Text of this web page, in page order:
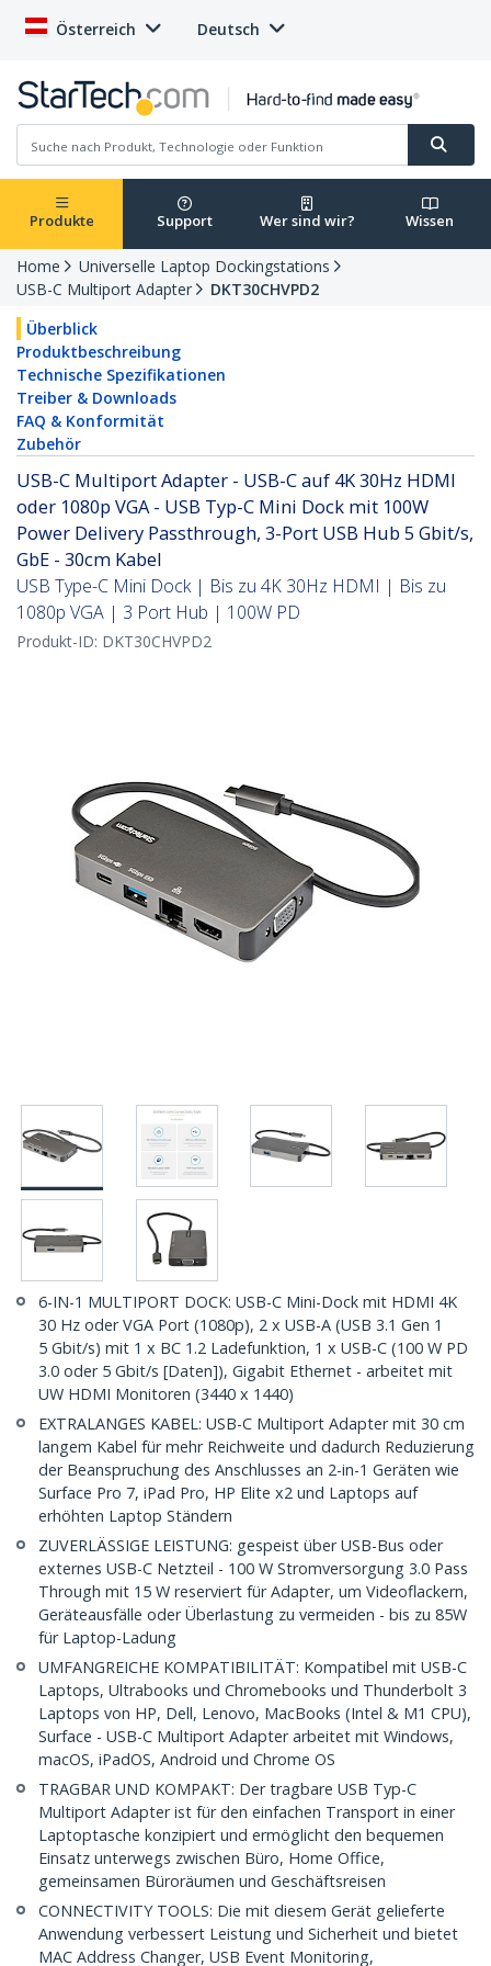
Österreich Deutsch
Produkte Support Wer sind wir? Wissen
Home
Universelle Laptop Dockingstations
USB-C Multiport Adapter
DKT30CHVPD2
Überblick
Produktbeschreibung
Technische Spezifikationen
Treiber & Downloads
FAQ & Konformität
Zubehör
USB-C Multiport Adapter - USB-C auf 4K 30Hz HDMI
oder 1080p VGA - USB Typ-C Mini Dock mit 100W
Power Delivery Passthrough, 3-Port USB Hub 5 Gbit/s,
GbE - 30cm Kabel
USB Type-C Mini Dock | Bis zu 4K 30Hz HDMI | Bis zu
1080p VGA | 3 Port Hub | 100W PD
Produkt-ID: DKT30CHVPD2
6-IN-1 MULTIPORT DOCK: USB-C Mini-Dock mit HDMI 4K
30 Hz oder VGA Port (1080p), 2 x USB-A (USB 3.1 Gen 1
5 Gbit/s) mit 1 x BC 1.2 Ladefunktion, 1 x USB-C (100 W PD
3.0 oder 5 Gbit/s [Daten]), Gigabit Ethernet - arbeitet mit
UW HDMI Monitoren (3440 x 1440)
EXTRALANGES KABEL: USB-C Multiport Adapter mit 30 cm
langem Kabel für mehr Reichweite und dadurch Reduzierung
der Beanspruchung des Anschlusses an 2-in-1 Geräten wie
Surface Pro 7, iPad Pro, HP Elite x2 und Laptops auf
erhöhten Laptop Ständern
ZUVERLÄSSIGE LEISTUNG: gespeist über USB-Bus oder
externes USB-C Netzteil - 100 W Stromversorgung 3.0 Pass
Through mit 15 W reserviert für Adapter, um Videoflackern,
Geräteausfälle oder Überlastung zu vermeiden - bis zu 85W
für Laptop-Ladung
UMFANGREICHE KOMPATIBILITÄT: Kompatibel mit USB-C
Laptops, Ultrabooks und Chromebooks und Thunderbolt 3
Laptops von HP, Dell, Lenovo, MacBooks (Intel & M1 CPU),
Surface - USB-C Multiport Adapter arbeitet mit Windows,
macOS, iPadOS, Android und Chrome OS
TRAGBAR UND KOMPAKT: Der tragbare USB Typ-C
Multiport Adapter ist für den einfachen Transport in einer
Laptoptasche konzipiert und ermöglicht den bequemen
Einsatz unterwegs zwischen Büro, Home Office,
gemeinsamen Büroräumen und Geschäftsreisen
CONNECTIVITY TOOLS: Die mit diesem Gerät gelieferte
Anwendung verbessert Leistung und Sicherheit und bietet
MAC Address Changer, USB Event Monitoring,